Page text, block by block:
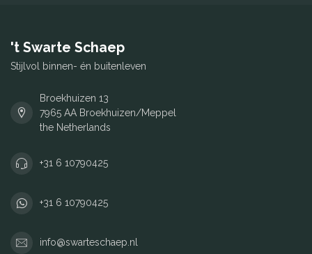
't Swarte Schaep
Stijlvol binnen- én buitenleven
Broekhuizen 13
7965 AA Broekhuizen/Meppel
the Netherlands
+31 6 10790425
+31 6 10790425
info@swarteschaep.nl